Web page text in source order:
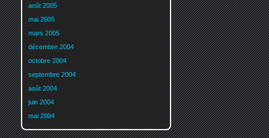
août 2005
mai 2005
mars 2005
décembre 2004
octobre 2004
septembre 2004
août 2004
juin 2004
mai 2004